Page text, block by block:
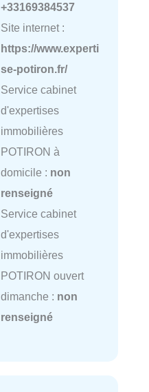
+33169384537
Site internet :
https://www.experti
se-potiron.fr/
Service cabinet
d'expertises
immobilières
POTIRON à
domicile : non
renseigné
Service cabinet
d'expertises
immobilières
POTIRON ouvert
dimanche : non
renseigné